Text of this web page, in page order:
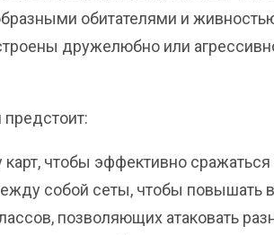
обитателями и
дружелюбно или
чтобы эффективно
собой сеты, чтобы повышать
позволяющих атаковать